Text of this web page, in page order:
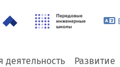
Развитие